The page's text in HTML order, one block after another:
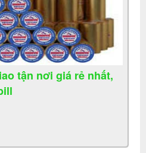
tận nơi giá rẻ nhất,